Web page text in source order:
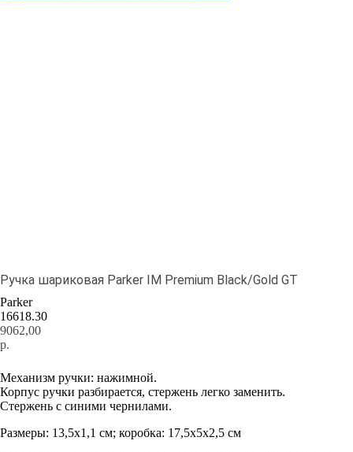
Ручка шариковая Parker IM Premium Black/Gold GT
Parker
16618.30
9062,00
р.
Механизм ручки: нажимной.
Корпус ручки разбирается, стержень легко заменить.
Стержень с синими чернилами.
Размеры: 13,5х1,1 см; коробка: 17,5х5х2,5 см